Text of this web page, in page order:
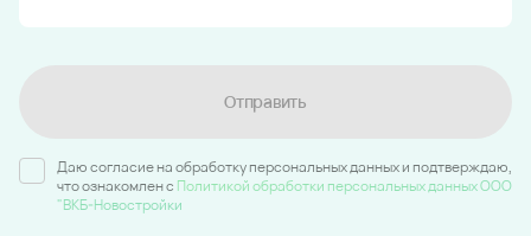
Отправить
Даю согласие на обработку персональных данных и подтверждаю,
что ознакомлен c Политикой обработки персональных данных ООО
"ВКБ-Новостройки